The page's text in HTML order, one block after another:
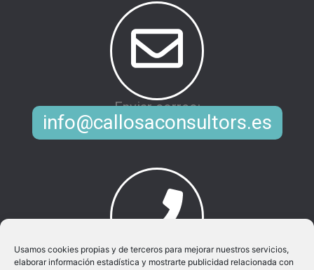
Usamos cookies propias y de terceros para mejorar nuestros servicios,
elaborar información estadística y mostrarte publicidad relacionada con
Enviar correo:
info@callosaconsultors.es